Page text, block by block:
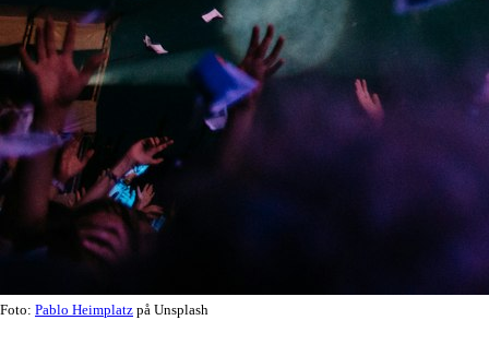
Foto: Pablo Heimplatz på Unsplash